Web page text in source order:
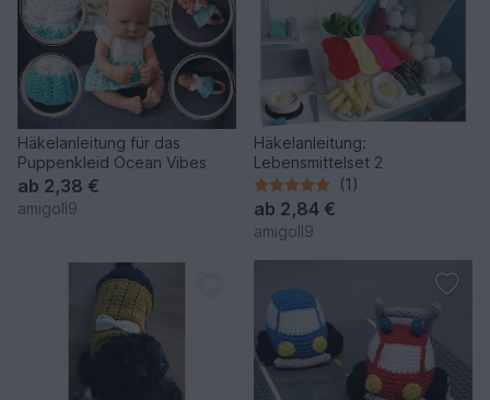
Häkelanleitung für das
Puppenkleid Ocean Vibes
ab 2,38 €
amigoll9
Häkelanleitung:
Lebensmittelset 2
(1)
ab 2,84 €
amigoll9